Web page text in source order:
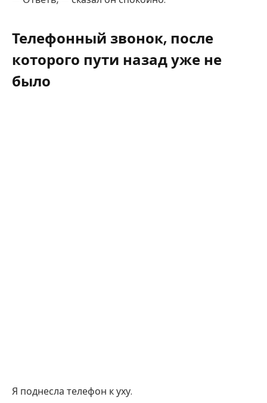
Телефонный звонок, после
которого пути назад уже не
было
Я поднесла телефон к уху.